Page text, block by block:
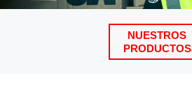
NUESTROS
PRODUCTOS